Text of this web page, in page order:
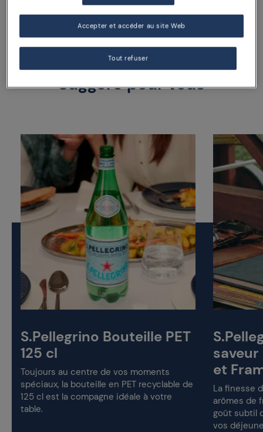
Suggéré pour vous
S.Pellegrino Bouteille PET
125 cl
Toujours au centre de vos moments
spéciaux, la bouteille en PET recyclable de
125 cl est la compagne idéale à votre
table.
saveur
et
La finesse
arômes de
goût subtil
vos
Tout refuser
Accepter et accéder au site Web